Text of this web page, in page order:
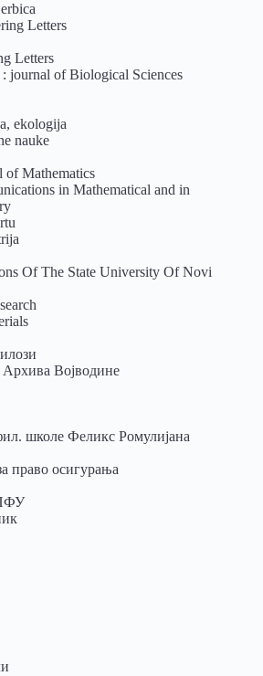
Letters
Letters
journal of Biological Sciences
ekologija
nauke
of Mathematics
in Mathematical and in
Of The State University Of Novi
Војводине
школе Феликс Ромулијана
право осигурања